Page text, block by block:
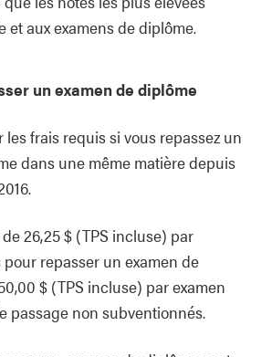
et aux examens de diplôme.
un examen de diplôme
les frais requis si vous repassez un
dans une même matière depuis
26,25 $ (TPS incluse) par
pour repasser un examen de
$ (TPS incluse) par examen
passage non subventionnés.